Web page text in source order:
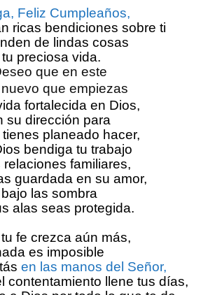
Feliz Cumpleaños,
ricas bendiciones sobre ti
de lindas cosas
tu preciosa vida.
que en este
que empiezas
fortalecida en Dios,
su dirección para
tienes planeado hacer,
bendiga tu trabajo
relaciones familiares,
guardada en su amor,
bajo las sombra
alas seas protegida.
fe crezca aún más,
es imposible
en las manos del Señor,
contentamiento llene tus días,